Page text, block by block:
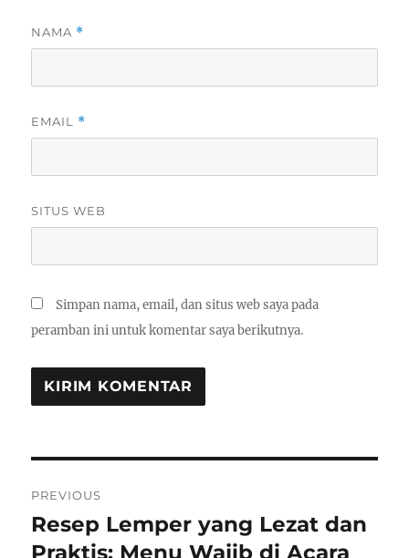
NAMA *
EMAIL *
SITUS WEB
Simpan nama, email, dan situs web saya pada
peramban ini untuk komentar saya berikutnya.
pos
PREVIOUS
Previous
post:
Resep Lemper yang Lezat dan
Praktis: Menu Wajib di Acara